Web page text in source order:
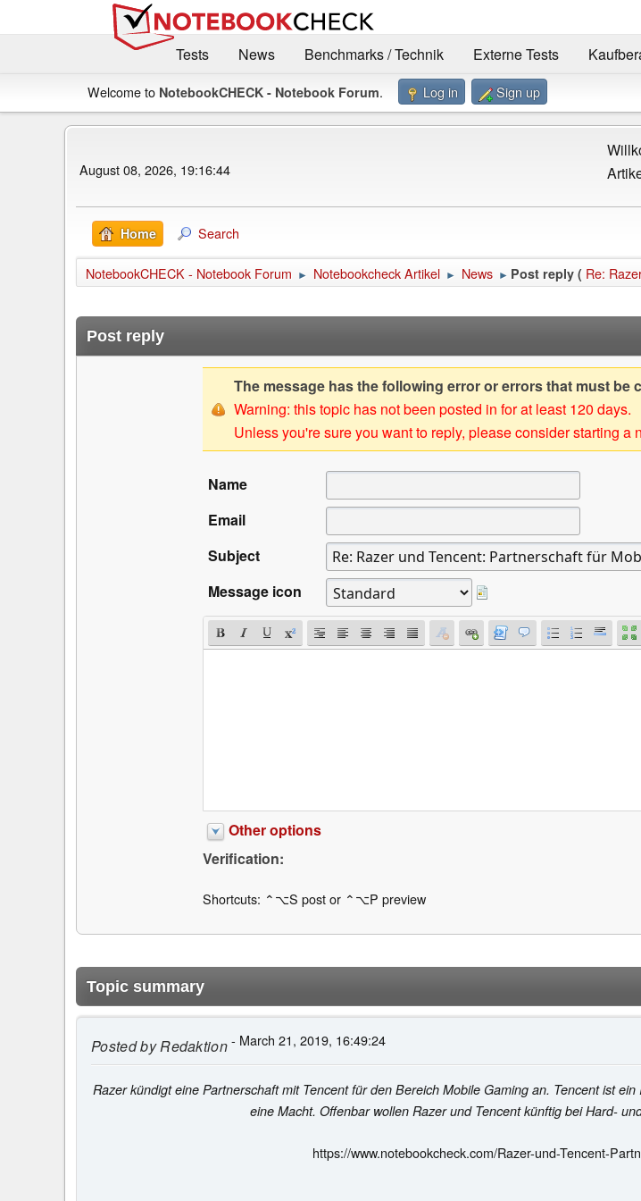
Tests
News Benchmarks / Technik Externe Tests
Welcome to NotebookCHECK - Notebook Forum. Log in Sign up
August 08, 2026, 19:16:44
Home Search
NotebookCHECK - Notebook Forum ► Notebookcheck Artikel ► News ► Post reply ( Re:
Post reply
The message has the following error or errors that must be
Warning: this topic has not been posted in for at least 120 days.
Unless you're sure you want to reply, please consider starting a
Name
Email
Subject
Message icon
Other options
Verification:
Shortcuts: ⌃⌥S post or ⌃⌥P preview
Topic summary
Posted byRedaktion- March 21, 2019, 16:49:24
Razer kündigt eine Partnerschaft mit Tencent für den Bereich Mobile Gaming an. Tencent ist
eine Macht. Offenbar wollen Razer und Tencent künftig bei Hard-
https://www.notebookcheck.com/Razer-und-Tencent-